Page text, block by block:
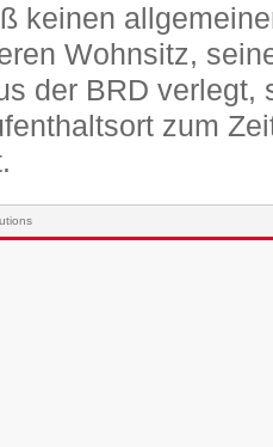
keinen
Wohnsitz,
der BRD verlegt,
zum